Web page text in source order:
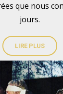
que nous
jours.
LIRE PLUS